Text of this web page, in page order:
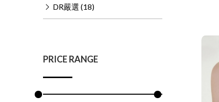
DR嚴選 (18)
PRICE RANGE